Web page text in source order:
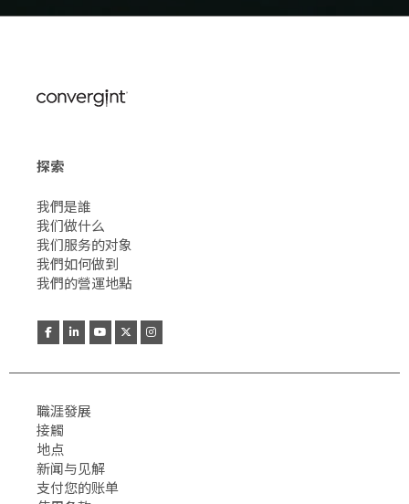
探索
我們是誰
我们做什么
我们服务的对象
我們如何做到
我們的營運地點
職涯發展
接觸
地点
新闻与见解
支付您的账单